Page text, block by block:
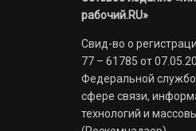
рабочий.RU»
Свид-во о
77 – 61785 от
Федеральной
сфере связи,
технологий и